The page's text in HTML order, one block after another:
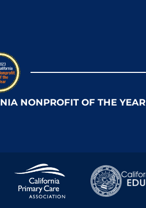
NONPROFIT OF THE YEAR